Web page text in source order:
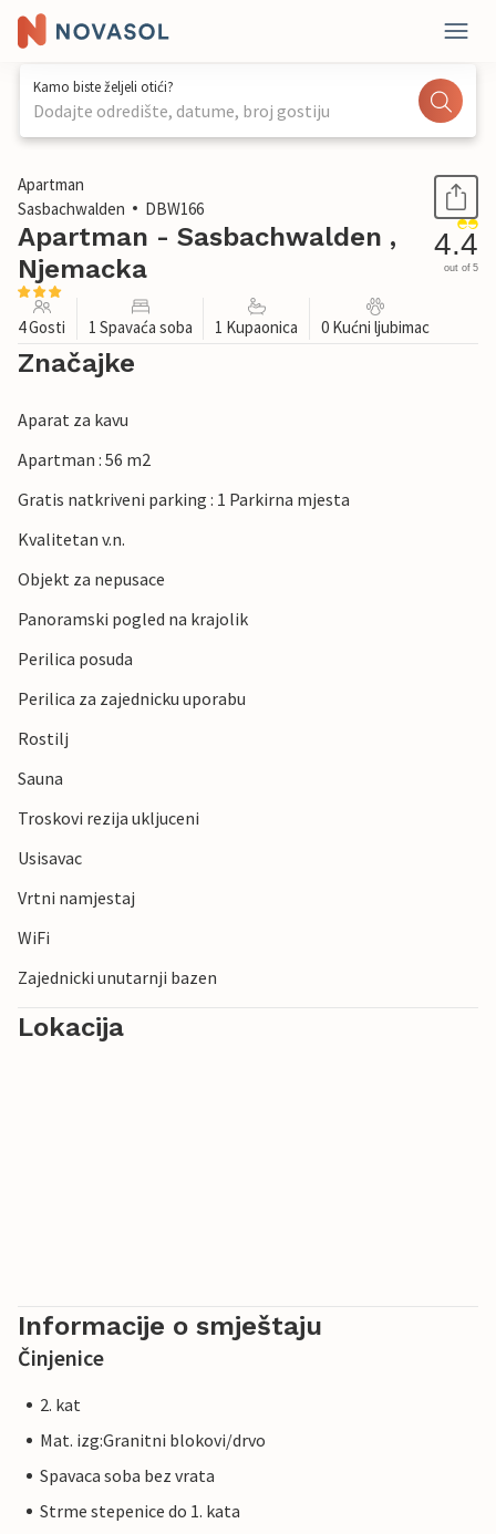
Kamo biste željeli otići?
Dodajte odredište, datume, broj gostiju
1 / 24
Apartman
Sasbachwalden
DBW166
Apartman - Sasbachwalden ,
Njemacka
4.4
out of 5
4 Gosti 1 Spavaća soba 1 Kupaonica 0 Kućni ljubimac
Značajke
Aparat za kavu
Apartman : 56 m2
Gratis natkriveni parking : 1 Parkirna mjesta
Kvalitetan v.n.
Objekt za nepusace
Panoramski pogled na krajolik
Perilica posuda
Perilica za zajednicku uporabu
Rostilj
Sauna
Troskovi rezija ukljuceni
Usisavac
Vrtni namjestaj
WiFi
Zajednicki unutarnji bazen
Lokacija
Informacije o smještaju
Činjenice
2. kat
Mat. izg:Granitni blokovi/drvo
Spavaca soba bez vrata
Strme stepenice do 1. kata